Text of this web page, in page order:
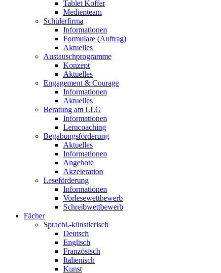
Tablet Koffer
Medienteam
Schülerfirma
Informationen
Formulare (Auftrag)
Aktuelles
Austauschprogramme
Konzept
Aktuelles
Engagement & Courage
Informationen
Aktuelles
Beratung am LLG
Informationen
Lerncoaching
Begabungsförderung
Aktuelles
Informationen
Angebote
Akzeleration
Leseförderung
Informationen
Vorlesewettbewerb
Schreibwettbewerb
Fächer
Sprachl.-künstlerisch
Deutsch
Englisch
Französisch
Italienisch
Kunst